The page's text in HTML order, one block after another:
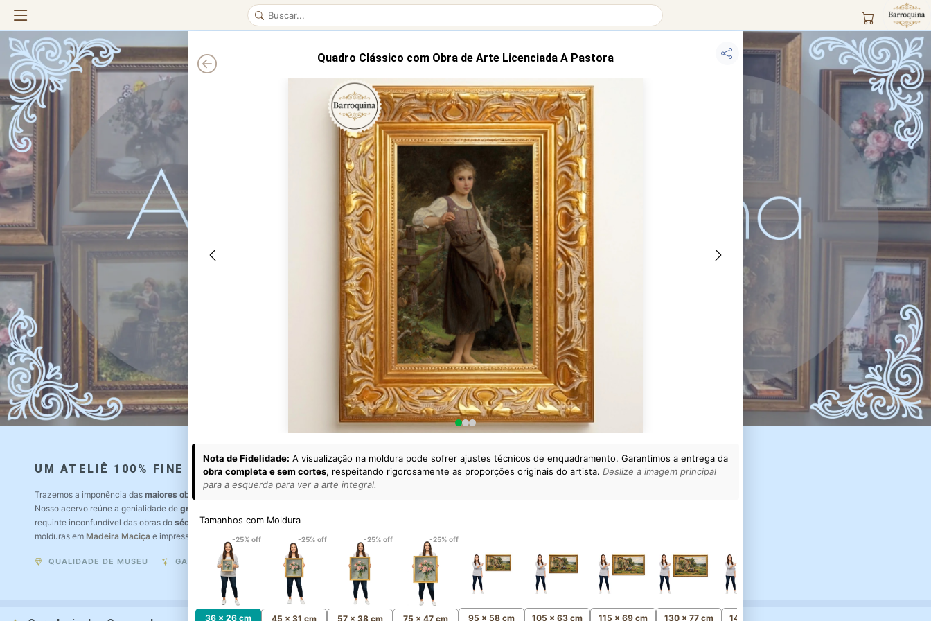
UM ATELIÊ 100% FINE ART
Trazemos a imponência das maiores obras de arte do mundo
Nosso acervo reúne a genialidade de grandes pintores renomados
requinte inconfundível das obras do século XIX. Produção artesanal em
molduras em Madeira Maciça e impressão com Pigmentação Mineral.
QUALIDADE DE MUSEU GARANTIA ETERNA
Quadro Clássico com Obra de Arte Licenciada A Pastora
Nota de Fidelidade: A visualização na moldura pode sofrer ajustes técnicos de enquadramento. Garantimos a entrega da
obra completa e sem cortes, respeitando rigorosamente as proporções originais do artista. Deslize a imagem principal
para a esquerda para ver a arte integral.
Tamanhos com Moldura
-25% off
36 x 26 cm
-25% off
45 x 31 cm
-25% off
57 x 38 cm
-25% off
75 x 47 cm 95 x 58 cm 105 x 63 cm 115 x 69 cm 130 x 77 cm 145 x 85 cm